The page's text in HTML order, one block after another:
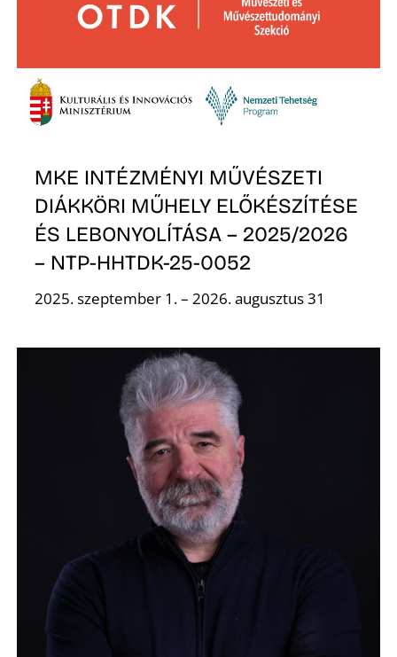
MKE INTÉZMÉNYI MŰVÉSZETI
DIÁKKÖRI MŰHELY ELŐKÉSZÍTÉSE
ÉS LEBONYOLÍTÁSA – 2025/2026
– NTP-HHTDK-25-0052
2025. szeptember 1. – 2026. augusztus 31